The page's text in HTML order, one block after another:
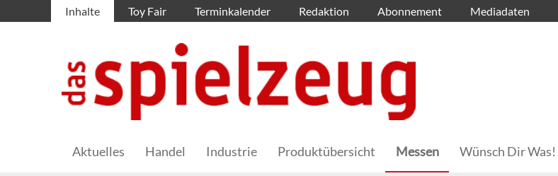
Inhalte Toy Fair Terminkalender Redaktion Abonnement Mediadaten
Aktuelles Handel Industrie Produktübersicht Messen Wünsch Dir Was!